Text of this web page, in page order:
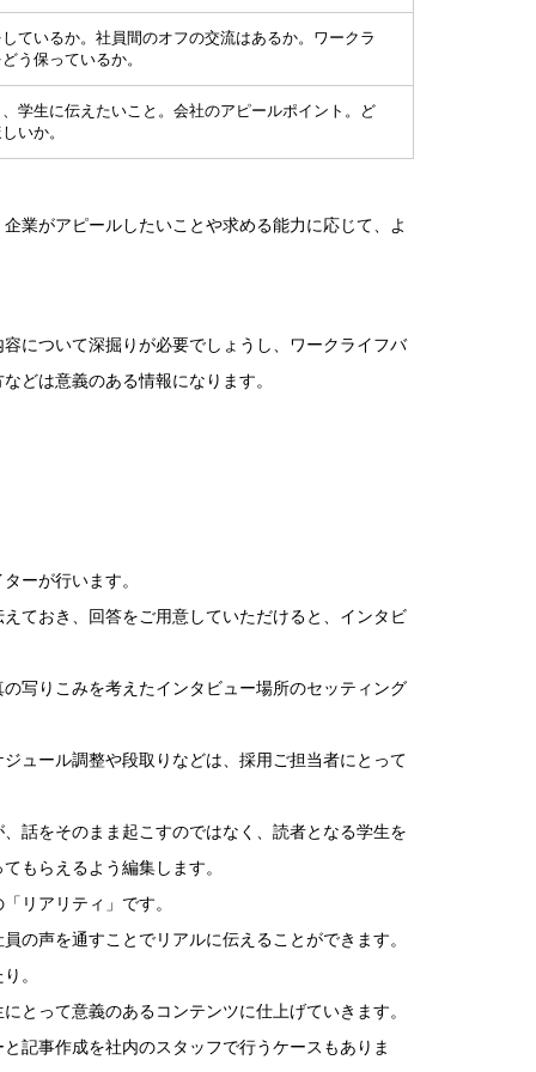
ているか。社員間のオフの交流はあるか。ワークラ
う保っているか。
学生に伝えたいこと。会社のアピールポイント。ど
いか。
業がアピールしたいことや求める能力に応じて、よ
について深掘りが必要でしょうし、ワークライフバ
どは意義のある情報になります。
ーが行います。
ておき、回答をご用意していただけると、インタビ
写りこみを考えたインタビュー場所のセッティング
ュール調整や段取りなどは、採用ご担当者にとって
話をそのまま起こすのではなく、読者となる学生を
もらえるよう編集します。
リアリティ」です。
の声を通すことでリアルに伝えることができます。
。
とって意義のあるコンテンツに仕上げていきます。
記事作成を社内のスタッフで行うケースもありま